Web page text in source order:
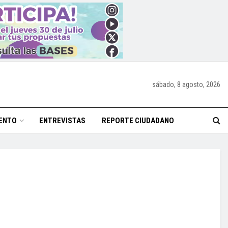
sábado, 8 agosto, 2026
ENTREVISTAS REPORTE CIUDADANO